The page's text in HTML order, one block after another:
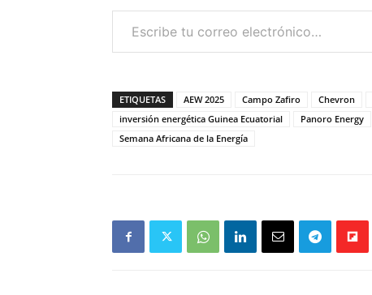
Escribe tu correo electrónico…
ETIQUETAS AEW 2025 Campo Zafiro Chevron
inversión energética Guinea Ecuatorial
Panoro Energy
Semana Africana de la Energía